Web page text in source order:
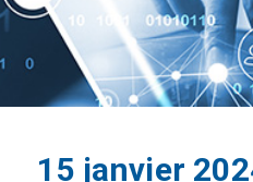
15 janvier